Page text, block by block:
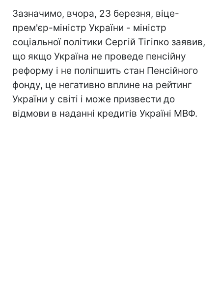
Зазначимо, вчора, 23 березня, віце-
прем'єр-міністр України - міністр
соціальної політики Сергій Тігіпко заявив,
що якщо Україна не проведе пенсійну
реформу і не поліпшить стан Пенсійного
фонду, це негативно вплине на рейтинг
України у світі і може призвести до
відмови в наданні кредитів Україні МВФ.